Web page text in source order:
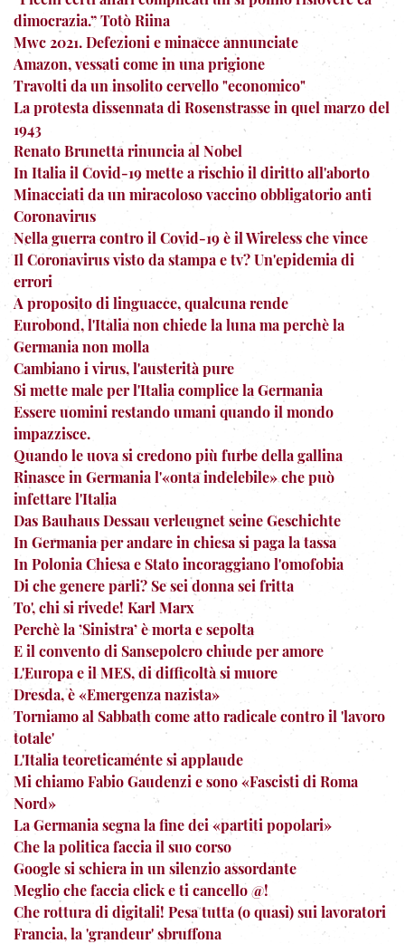
dimocrazia.” Totò Riina
Mwc 2021. Defezioni e minacce annunciate
Amazon, vessati come in una prigione
Travolti da un insolito cervello "economico"
La protesta dissennata di Rosenstrasse in quel marzo del
1943
Renato Brunetta rinuncia al Nobel
In Italia il Covid-19 mette a rischio il diritto all'aborto
Minacciati da un miracoloso vaccino obbligatorio anti
Coronavirus
Nella guerra contro il Covid-19 è il Wireless che vince
Il Coronavirus visto da stampa e tv? Un'epidemia di
errori
A proposito di linguacce, qualcuna rende
Eurobond, l'Italia non chiede la luna ma perchè la
Germania non molla
Cambiano i virus, l'austerità pure
Si mette male per l'Italia complice la Germania
Essere uomini restando umani quando il mondo
impazzisce.
Quando le uova si credono più furbe della gallina
Rinasce in Germania l'«onta indelebile» che può
infettare l'Italia
Das Bauhaus Dessau verleugnet seine Geschichte
In Germania per andare in chiesa si paga la tassa
In Polonia Chiesa e Stato incoraggiano l'omofobia
Di che genere parli? Se sei donna sei fritta
To', chi si rivede! Karl Marx
Perchè la ’Sinistra’ è morta e sepolta
E il convento di Sansepolcro chiude per amore
L'Europa e il MES, di difficoltà si muore
Dresda, è «Emergenza nazista»
Torniamo al Sabbath come atto radicale contro il 'lavoro
totale'
L'Italia teoreticaménte si applaude
Mi chiamo Fabio Gaudenzi e sono «Fascisti di Roma
Nord»
La Germania segna la fine dei «partiti popolari»
Che la politica faccia il suo corso
Google si schiera in un silenzio assordante
Meglio che faccia click e ti cancello @!
Che rottura di digitali! Pesa tutta (o quasi) sui lavoratori
Francia, la 'grandeur' sbruffona